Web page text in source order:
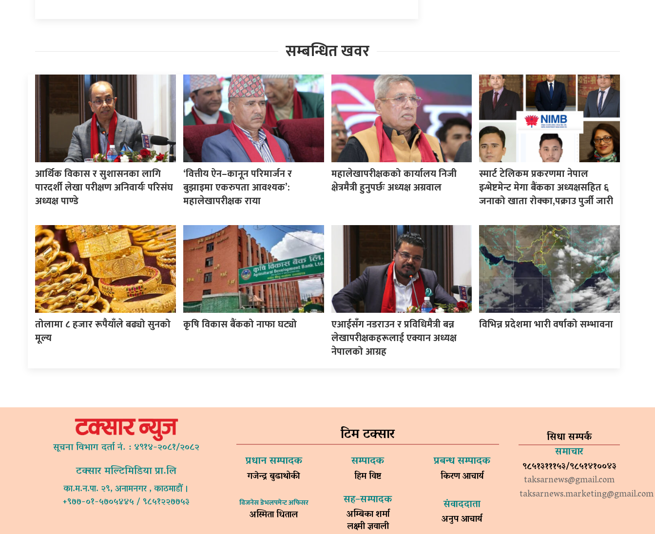
सम्बन्धित खवर
आर्थिक विकास र सुशासनका लागि
पारदर्शी लेखा परीक्षण अनिवार्यः परिसंघ
अध्यक्ष पाण्डे
‘वित्तीय ऐन–कानून परिमार्जन र
बुझाइमा एकरुपता आवश्यक’:
महालेखापरीक्षक राया
महालेखापरीक्षकको कार्यालय निजी
क्षेत्रमैत्री हुनुपर्छः अध्यक्ष अग्रवाल
स्मार्ट टेलिकम प्रकरणमा नेपाल
इन्भेष्टमेन्ट मेगा बैंकका अध्यक्षसहित ६
जनाको खाता रोक्का,पक्राउ पुर्जी जारी
तोलामा ८ हजार रूपैयाँले बढ्यो सुनको
मूल्य
कृषि विकास बैंकको नाफा घट्यो
एआईसँग नडराउन र प्रविधिमैत्री बन्न
लेखापरीक्षकहरूलाई एक्यान अध्यक्ष
नेपालको आग्रह
विभिन्न प्रदेशमा भारी वर्षाको सम्भावना
सूचना विभाग दर्ता नं. : ४९१४-२०८१/२०८२
टक्सार मल्टिमिडिया प्रा.लि
का.म.न.पा. २९, अनामनगर , काठमाडौं ।
+९७७-०१-५७०५४४५ / ९८५१२२७७५३
टिम टक्सार
प्रधान सम्पादक
गजेन्द्र बुढाथोकी
सम्पादक
हिम विष्ट
प्रबन्ध सम्पादक
किरण आचार्य
विजनेस डेभलपमेन्ट अफिसर
अस्मिता धिताल
सह–सम्पादक
अम्बिका शर्मा
लक्ष्मी ज्ञवाली
संवाददाता
अनुप आचार्य
सिधा सम्पर्क
समाचार
९८५१३१११५३/९८५१४१००४३
taksarnews@gmail.com
taksarnews.marketing@gmail.com